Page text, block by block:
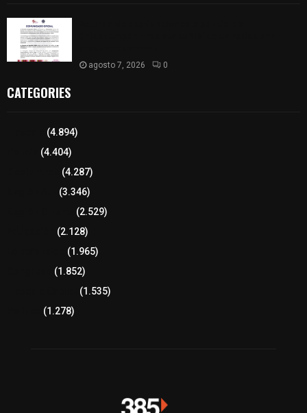
agosto 7, 2026 0
CATEGORIES
(4.894)
(4.404)
(4.287)
(3.346)
(2.529)
(2.128)
(1.965)
(1.852)
(1.535)
(1.278)